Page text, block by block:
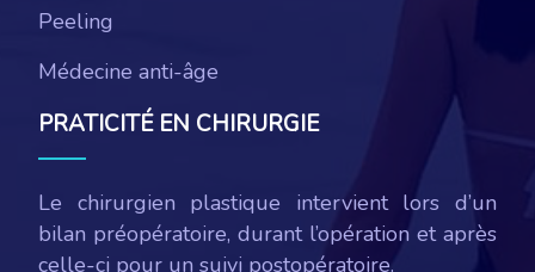
Peeling
Médecine anti-âge
PRATICITÉ EN CHIRURGIE
Le chirurgien plastique intervient lors d’un
bilan préopératoire, durant l’opération et après
celle-ci pour un suivi postopératoire.